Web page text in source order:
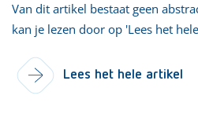
Van dit artikel bestaat geen
kan je lezen door op 'Lees het
Lees het hele artikel